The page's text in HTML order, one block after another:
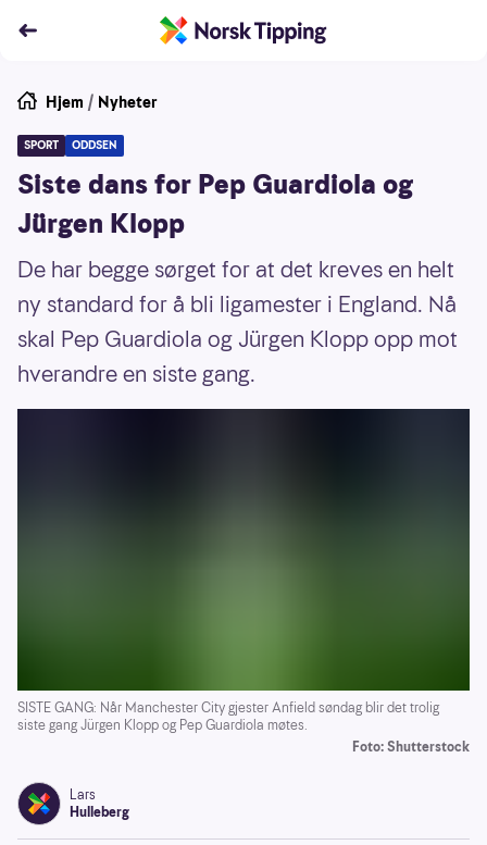
Hjem / Nyheter
SPORT ODDSEN
Siste dans for Pep Guardiola og
Jürgen Klopp
De har begge sørget for at det kreves en helt
ny standard for å bli ligamester i England. Nå
skal Pep Guardiola og Jürgen Klopp opp mot
hverandre en siste gang.
SISTE GANG: Når Manchester City gjester Anfield søndag blir det trolig
siste gang Jürgen Klopp og Pep Guardiola møtes.
Foto: Shutterstock
Lars
Hulleberg